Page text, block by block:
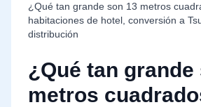
¿Qué tan grande son 13 metros
habitaciones de hotel, conversión a
distribución
¿Qué tan grande
metros